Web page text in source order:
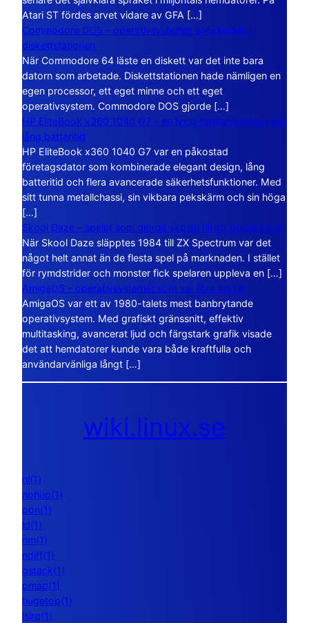
Atari ST fördes arvet vidare av GFA […]
Commodore DOS – operativsystemet som bodde i
diskettstationen
När Commodore 64 läste en diskett var det inte bara
datorn som arbetade. Diskettstationen hade nämligen en
egen processor, ett eget minne och ett eget
operativsystem. Commodore DOS gjorde […]
HP EliteBook x360 1040 G7 – en lyxig företagsdator med
lång batteritid
HP EliteBook x360 1040 G7 var en påkostad
företagsdator som kombinerade elegant design, lång
batteritid och flera avancerade säkerhetsfunktioner. Med
sitt tunna metallchassi, sin vikbara pekskärm och sin höga
[…]
Skool Daze – spelet som gjorde skolan till ett öppet kaos
När Skool Daze släpptes 1984 till ZX Spectrum var det
något helt annat än de flesta spel på marknaden. I stället
för rymdstrider och monster fick spelaren uppleva en […]
AmigaOS – operativsystemet som var före sin tid
AmigaOS var ett av 1980-talets mest banbrytande
operativsystem. Med grafiskt gränssnitt, effektiv
multitasking, avancerat ljud och färgstark grafik visade
det att hemdatorer kunde vara både kraftfulla och
användarvänliga långt […]
wiki.linux.se
nl(1)
nohup(1)
pon(1)
ld(1)
nm(1)
ndiff(1)
gstack(1)
pmap(1)
hugetop(1)
lsirq(1)